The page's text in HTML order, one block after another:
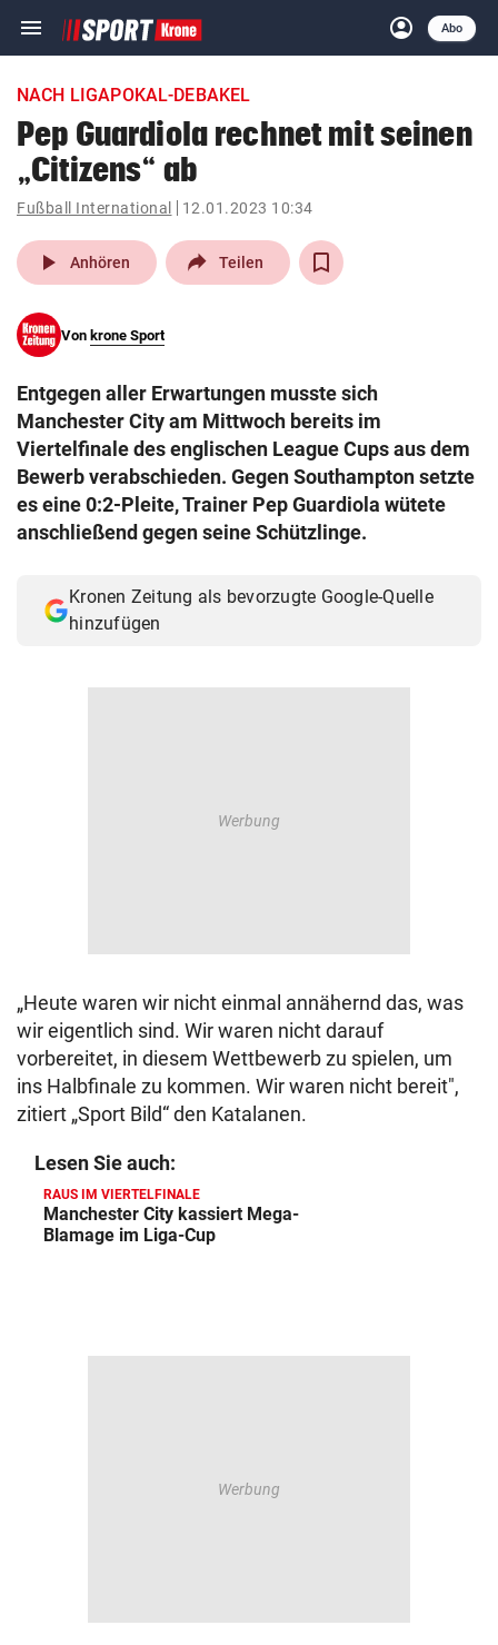
menu Navigation
ein-/ausklappen
account_circle
Anmelden
Abo
close Schließen
account_circle Anmelden
pin_drop
Wien arrow_right
search
eingeben
© Krone Multimedia GmbH & Co KG 2026
Muthgasse 2, 1190 Wien
NACH LIGAPOKAL-DEBAKEL
Pep Guardiola rechnet mit seinen
„Citizens“ ab
Fußball International 12.01.2023 10:34
play_arrow Anhören Teilen
Von krone Sport
Entgegen aller Erwartungen musste sich
Manchester City am Mittwoch bereits im
Viertelfinale des englischen League Cups aus dem
Bewerb verabschieden. Gegen Southampton setzte
es eine 0:2-Pleite, Trainer Pep Guardiola wütete
anschließend gegen seine Schützlinge.
Kronen Zeitung als bevorzugte Google-Quelle
hinzufügen
„Heute waren wir nicht einmal annähernd das, was
wir eigentlich sind. Wir waren nicht darauf
vorbereitet, in diesem Wettbewerb zu spielen, um
ins Halbfinale zu kommen. Wir waren nicht bereit",
zitiert „Sport Bild“ den Katalanen.
Lesen Sie auch:
RAUS IM VIERTELFINALE
Manchester City kassiert Mega-
Blamage im Liga-Cup